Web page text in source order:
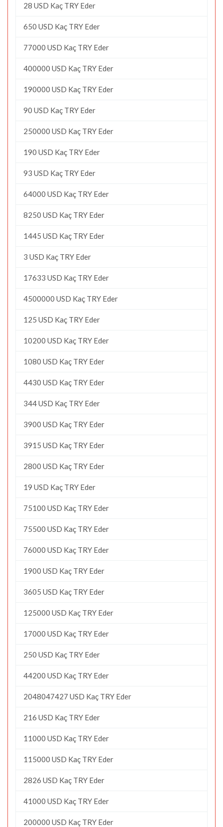
28 USD Kaç TRY Eder
650 USD Kaç TRY Eder
77000 USD Kaç TRY Eder
400000 USD Kaç TRY Eder
190000 USD Kaç TRY Eder
90 USD Kaç TRY Eder
250000 USD Kaç TRY Eder
190 USD Kaç TRY Eder
93 USD Kaç TRY Eder
64000 USD Kaç TRY Eder
8250 USD Kaç TRY Eder
1445 USD Kaç TRY Eder
3 USD Kaç TRY Eder
17633 USD Kaç TRY Eder
4500000 USD Kaç TRY Eder
125 USD Kaç TRY Eder
10200 USD Kaç TRY Eder
1080 USD Kaç TRY Eder
4430 USD Kaç TRY Eder
344 USD Kaç TRY Eder
3900 USD Kaç TRY Eder
3915 USD Kaç TRY Eder
2800 USD Kaç TRY Eder
19 USD Kaç TRY Eder
75100 USD Kaç TRY Eder
75500 USD Kaç TRY Eder
76000 USD Kaç TRY Eder
1900 USD Kaç TRY Eder
3605 USD Kaç TRY Eder
125000 USD Kaç TRY Eder
17000 USD Kaç TRY Eder
250 USD Kaç TRY Eder
44200 USD Kaç TRY Eder
2048047427 USD Kaç TRY Eder
216 USD Kaç TRY Eder
11000 USD Kaç TRY Eder
115000 USD Kaç TRY Eder
2826 USD Kaç TRY Eder
41000 USD Kaç TRY Eder
200000 USD Kaç TRY Eder